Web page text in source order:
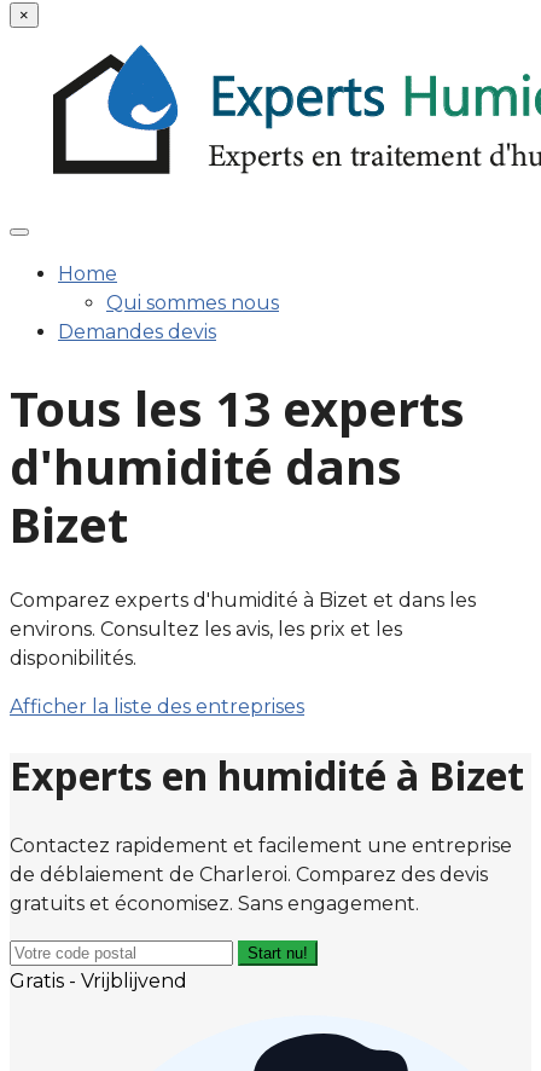
×
Home
Qui sommes nous
Demandes devis
Tous les 13 experts
d'humidité dans
Bizet
Comparez experts d'humidité à Bizet et dans les
environs. Consultez les avis, les prix et les
disponibilités.
Afficher la liste des entreprises
Experts en humidité à Bizet
Contactez rapidement et facilement une entreprise
de déblaiement de Charleroi. Comparez des devis
gratuits et économisez. Sans engagement.
Start nu!
Gratis - Vrijblijvend